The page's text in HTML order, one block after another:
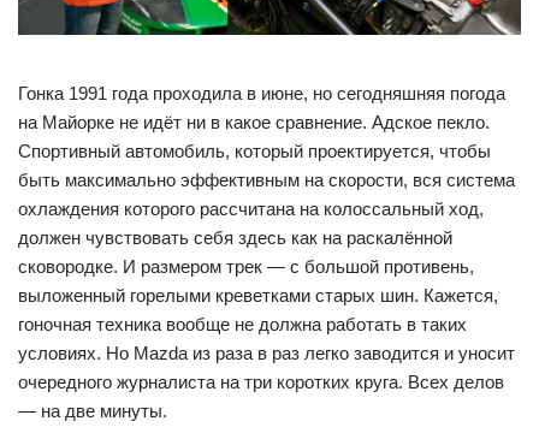
Гонка 1991 года проходила в июне, но сегодняшняя погода
на Майорке не идёт ни в какое сравнение. Адское пекло.
Спортивный автомобиль, который проектируется, чтобы
быть максимально эффективным на скорости, вся система
охлаждения которого рассчитана на колоссальный ход,
должен чувствовать себя здесь как на раскалённой
сковородке. И размером трек — с большой противень,
выложенный горелыми креветками старых шин. Кажется,
гоночная техника вообще не должна работать в таких
условиях. Но Mazda из раза в раз легко заводится и уносит
очередного журналиста на три коротких круга. Всех делов
— на две минуты.